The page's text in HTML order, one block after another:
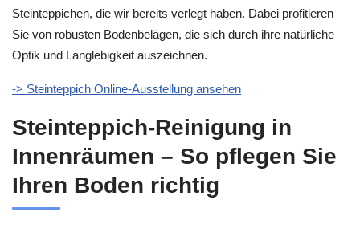
Steinteppichen, die wir bereits verlegt haben. Dabei profitieren
Sie von robusten Bodenbelägen, die sich durch ihre natürliche
Optik und Langlebigkeit auszeichnen.
-> Steinteppich Online-Ausstellung ansehen
Steinteppich-Reinigung in
Innenräumen – So pflegen Sie
Ihren Boden richtig